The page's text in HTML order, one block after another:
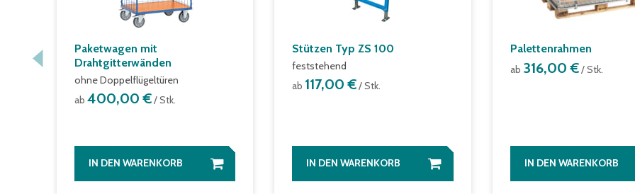
Paketwagen mit
Drahtgitterwänden
ohne Doppelflügeltüren
ab 400,00 €/ Stk.
IN DEN WARENKORB
Stützen Typ ZS 100
feststehend
ab 117,00 €/ Stk.
IN DEN WARENKORB
Palettenrahmen
ab 316,00 €/ Stk.
IN DEN WARENKORB